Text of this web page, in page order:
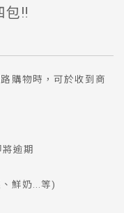
包‼️
購物時，可於收到商
逾期
鮮奶...等)